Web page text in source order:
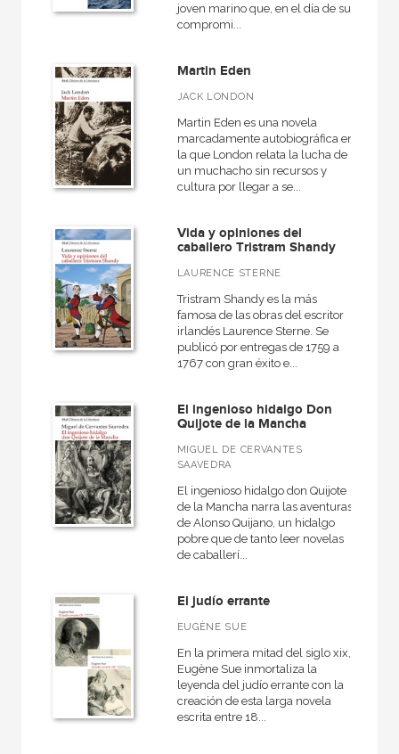
Ebook
Rústica
CATÁLOGOS PDF
Catálogos PDF
joven marino que, en el día de su
compromi...
Martin Eden
JACK LONDON
Martin Eden es una novela
marcadamente autobiográfica en
la que London relata la lucha de
un muchacho sin recursos y
cultura por llegar a se...
Vida y opiniones del
caballero Tristram Shandy
LAURENCE STERNE
Tristram Shandy es la más
famosa de las obras del escritor
irlandés Laurence Sterne. Se
publicó por entregas de 1759 a
1767 con gran éxito e...
El ingenioso hidalgo Don
Quijote de la Mancha
MIGUEL DE CERVANTES
SAAVEDRA
El ingenioso hidalgo don Quijote
de la Mancha narra las aventuras
de Alonso Quijano, un hidalgo
pobre que de tanto leer novelas
de caballerí...
El judío errante
EUGÈNE SUE
En la primera mitad del siglo xix,
Eugène Sue inmortaliza la
leyenda del judío errante con la
creación de esta larga novela
escrita entre 18...